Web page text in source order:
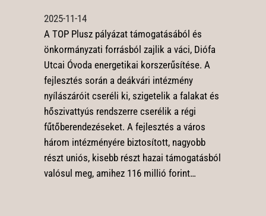
2025-11-14
A TOP Plusz pályázat támogatásából és
önkormányzati forrásból zajlik a váci, Diófa
Utcai Óvoda energetikai korszerűsítése. A
fejlesztés során a deákvári intézmény
nyílászáróit cseréli ki, szigetelik a falakat és
hőszivattyús rendszerre cserélik a régi
fűtőberendezéseket. A fejlesztés a város
három intézményére biztosított, nagyobb
részt uniós, kisebb részt hazai támogatásból
valósul meg, amihez 116 millió forint…